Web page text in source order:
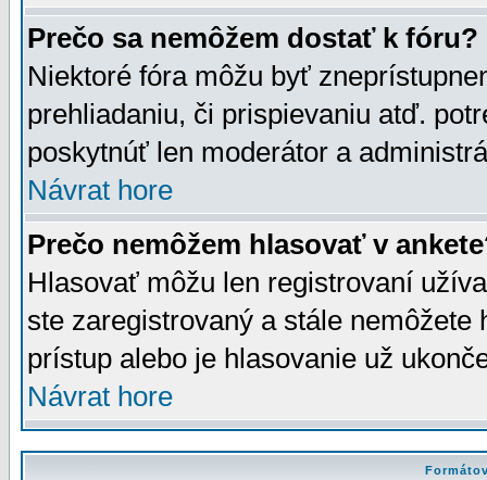
Prečo sa nemôžem dostať k fóru?
Niektoré fóra môžu byť
prehliadaniu, či prispievaniu atď.
poskytnúť len moderátor a
Návrat hore
Prečo nemôžem hlasovať v
Hlasovať môžu len registrovaní
ste zaregistrovaný a stále
prístup alebo je hlasovanie už
Návrat hore